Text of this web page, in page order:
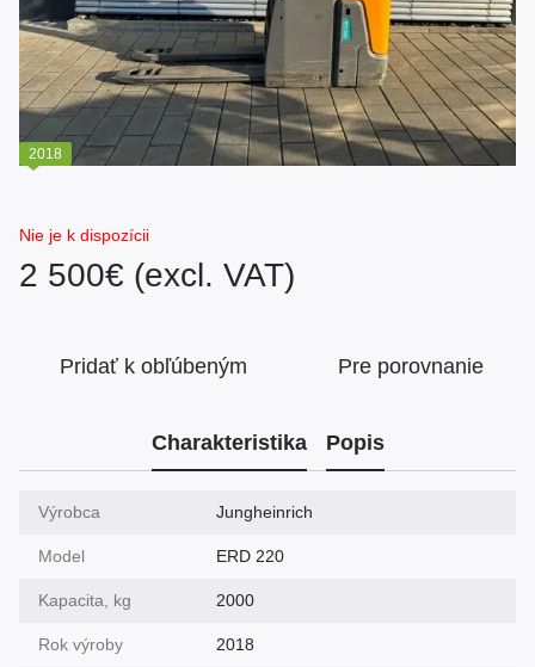
2018
Nie je k dispozícii
2 500€ (excl. VAT)
Pridať k obľúbeným Pre porovnanie
Charakteristika Popis
Výrobca Jungheinrich
Model ERD 220
Kapacita, kg 2000
Rok výroby 2018